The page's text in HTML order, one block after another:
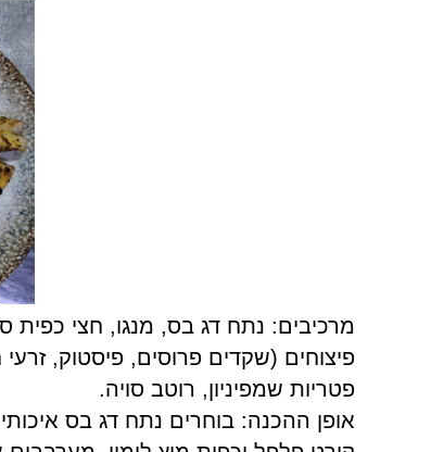
מרכיבים: נתח דג בס, מנגו, חצי כפית
פיצוחים (שקדים פרוסים, פיסטוק,
פטריות שמפיניון, רוטב סויה.
אופן ההכנה: בוחרים נתח דג בס